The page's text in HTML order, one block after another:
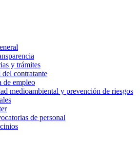
y trámites
contratante
de empleo
medioambiental y prevención de riesgos
de personal